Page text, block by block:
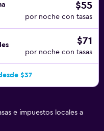
$55
por noche con tasas
$71
por noche con tasas
$37
e impuestos locales a